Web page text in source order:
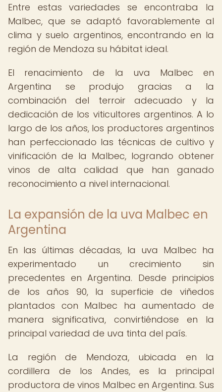
Entre estas variedades se encontraba la
Malbec, que se adaptó favorablemente al
clima y suelo argentinos, encontrando en la
región de Mendoza su hábitat ideal.
El renacimiento de la uva Malbec en
Argentina se produjo gracias a la
combinación del terroir adecuado y la
dedicación de los viticultores argentinos. A lo
largo de los años, los productores argentinos
han perfeccionado las técnicas de cultivo y
vinificación de la Malbec, logrando obtener
vinos de alta calidad que han ganado
reconocimiento a nivel internacional.
La expansión de la uva Malbec en
Argentina
En las últimas décadas, la uva Malbec ha
experimentado un crecimiento sin
precedentes en Argentina. Desde principios
de los años 90, la superficie de viñedos
plantados con Malbec ha aumentado de
manera significativa, convirtiéndose en la
principal variedad de uva tinta del país.
La región de Mendoza, ubicada en la
cordillera de los Andes, es la principal
productora de vinos Malbec en Argentina. Sus